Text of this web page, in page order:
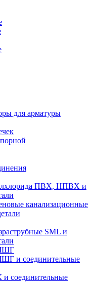
для арматуры
ПВХ, НПВХ и
канализационные
SML и
и соединительные
соединительные